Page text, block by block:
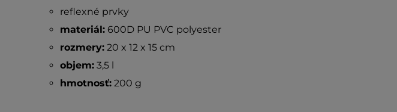
reflexné prvky
materiál:600D PU PVC polyester
rozmery:20 x 12 x 15 cm
objem:3,5 l
hmotnosť:200 g